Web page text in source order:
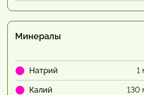
Минералы
Натрий 1
Калий 130